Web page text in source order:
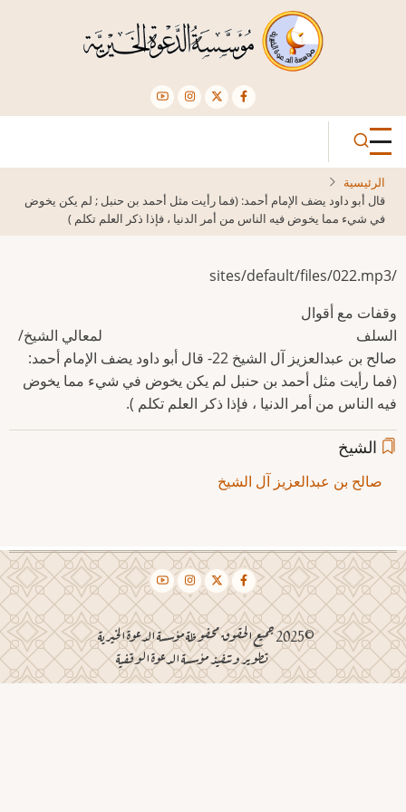
الرئيسية
قال أبو داود يضف الإمام أحمد: (فما رأيت مثل أحمد بن حنبل ; لم يكن يخوض
في شيء مما يخوض فيه الناس من أمر الدنيا ، فإذا ذكر العلم تكلم )
/sites/default/files/022.mp3
وقفات مع أقوال
السلف لمعالي الشيخ/
صالح بن عبدالعزيز آل الشيخ 22- قال أبو داود يضف الإمام أحمد:
(فما رأيت مثل أحمد بن حنبل لم يكن يخوض في شيء مما يخوض
فيه الناس من أمر الدنيا ، فإذا ذكر العلم تكلم ).
الشيخ
صالح بن عبدالعزيز آل الشيخ
©2025 جميع الحقوق محفوظة مؤسسة الدعوة الخيرية
تطوير وتنفيذ مؤسسة الدعوة الوقفية